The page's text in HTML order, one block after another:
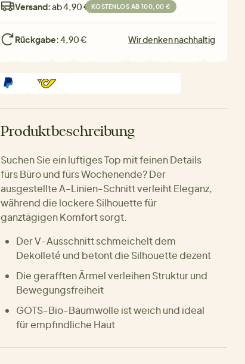
Versand:ab 4,90 € KOSTENLOS AB 100,00 €
Rückgabe:4,90 € Wir denken nachhaltig
Produktbeschreibung
Suchen Sie ein luftiges Top mit feinen Details
fürs Büro und fürs Wochenende? Der
ausgestellte A-Linien-Schnitt verleiht Eleganz,
während die lockere Silhouette für
ganztägigen Komfort sorgt.
Der V-Ausschnitt schmeichelt dem
Dekolleté und betont die Silhouette dezent
Die gerafften Ärmel verleihen Struktur und
Bewegungsfreiheit
GOTS-Bio-Baumwolle ist weich und ideal
für empfindliche Haut